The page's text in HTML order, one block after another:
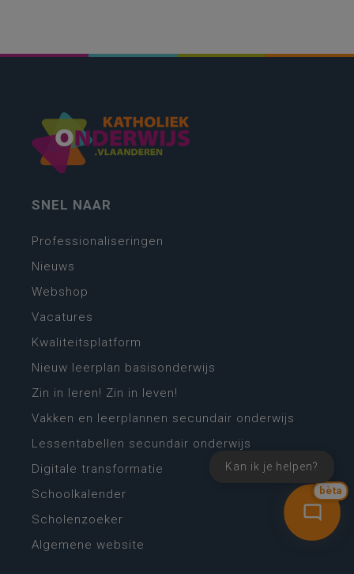
bèta
Kan ik je helpen?
SNEL NAAR
Professionaliseringen
Nieuws
Webshop
Vacatures
Kwaliteitsplatform
Nieuw leerplan basisonderwijs
Zin in leren! Zin in leven!
Vakken en leerplannen secundair onderwijs
Lessentabellen secundair onderwijs
Digitale transformatie
Schoolkalender
Scholenzoeker
Algemene website